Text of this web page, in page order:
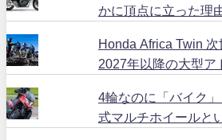
かに頂点に立った理
Honda Africa Twin
2027年以降の大型ア
4輪なのに「バイク
式マルチホイールと